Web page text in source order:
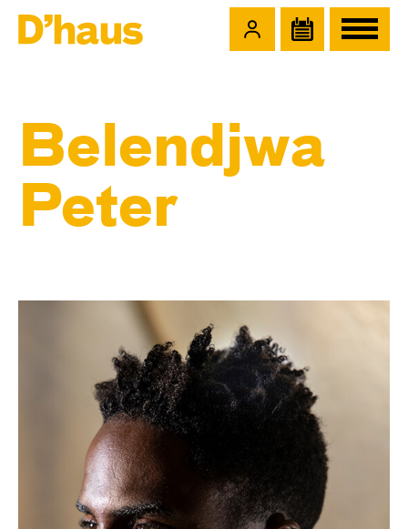
Belendjwa
Peter